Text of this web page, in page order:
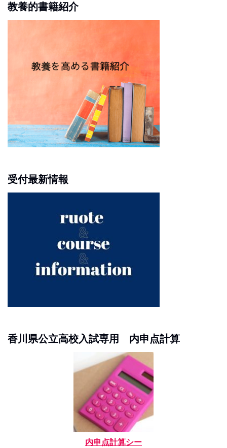
教養的書籍紹介
受付最新情報
香川県公立高校入試専用 内申点計算
内申点計算シー